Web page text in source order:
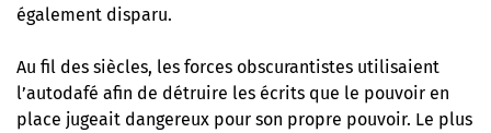
également disparu.
Au fil des siècles, les forces obscurantistes utilisaient
l’autodafé afin de détruire les écrits que le pouvoir en
place jugeait dangereux pour son propre pouvoir. Le plus